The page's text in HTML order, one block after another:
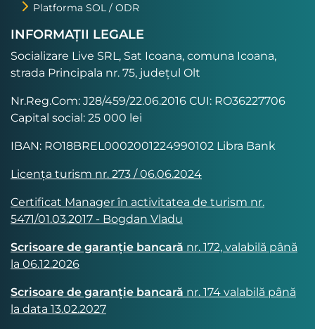
Platforma SOL / ODR
INFORMAȚII LEGALE
Socializare Live SRL, Sat Icoana, comuna Icoana,
strada Principala nr. 75, județul Olt
Nr.Reg.Com: J28/459/22.06.2016 CUI: RO36227706
Capital social: 25 000 lei
IBAN: RO18BREL0002001224990102 Libra Bank
Licența turism nr. 273 / 06.06.2024
Certificat Manager în activitatea de turism nr.
5471/01.03.2017 - Bogdan Vladu
Scrisoare de garanție bancară nr. 172, valabilă până
la 06.12.2026
Scrisoare de garanție bancară nr. 174 valabilă până
la data 13.02.2027